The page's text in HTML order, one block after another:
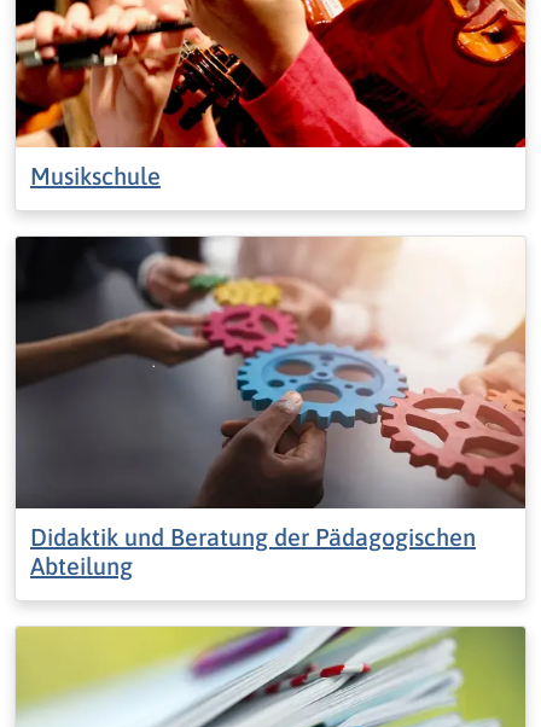
Musikschule
Didaktik und Beratung der Pädagogischen
Abteilung